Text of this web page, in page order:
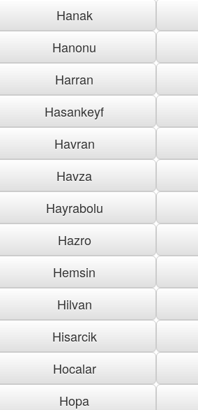
Hanak
Hanonu
Harran
Hasankeyf
Havran
Havza
Hayrabolu
Hazro
Hemsin
Hilvan
Hisarcik
Hocalar
Hopa